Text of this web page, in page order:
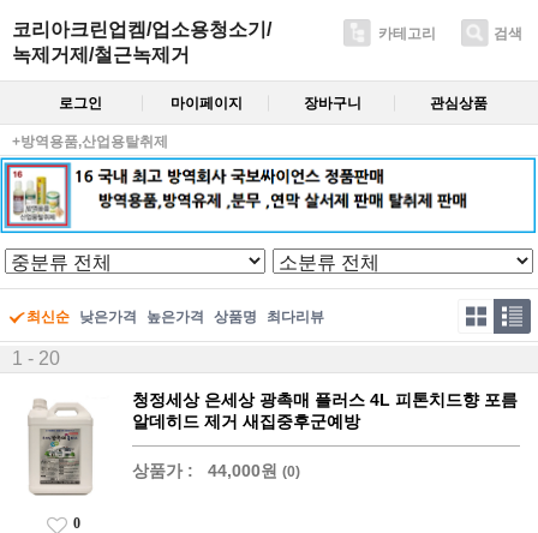
코리아크린업켐/업소용청소기/
녹제거제/철근녹제거
카테고리 검색
로그인 마이페이지 장바구니 관심상품
+방역용품,산업용탈취제
최신순 낮은가격 높은가격 상품명 최다리뷰
1 - 20
청정세상 은세상 광촉매 플러스 4L 피톤치드향 포름
알데히드 제거 새집중후군예방
상품가 : 44,000원 (0)
0